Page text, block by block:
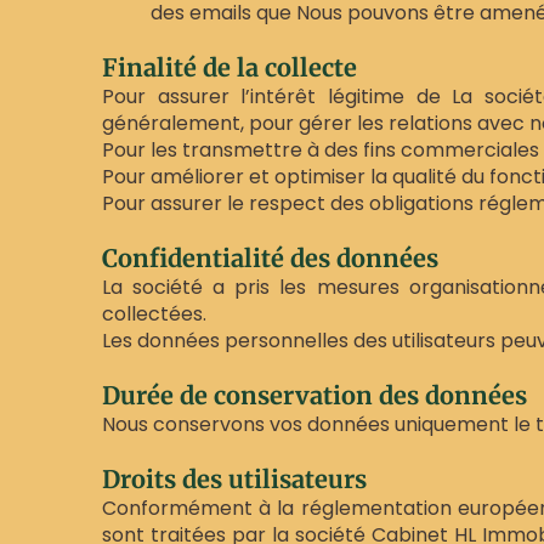
des emails que Nous pouvons être
Finalité de la collecte
Pour assurer l’intérêt légitime de La
généralement, pour gérer les relations avec
Pour les transmettre à des fins
Pour améliorer et optimiser la qualité du
Pour assurer le respect des obligations
Confidentialité des données
La société a pris les mesures
collectées.
Les données personnelles des utilisateurs
Durée de conservation des données
Nous conservons vos données uniquement
Droits des utilisateurs
Conformément à la réglementation
sont traitées par la société Cabinet HL